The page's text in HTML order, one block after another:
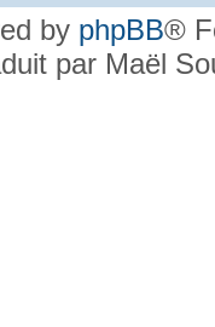
by phpBB®
par Maël